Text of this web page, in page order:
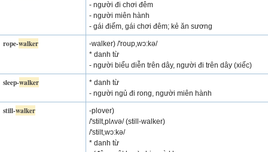
- người đi chơi đêm
- người miên hành
- gái điếm, gái chơi đêm; kẻ ăn sương
rope-walker
-walker) /'roup,wɔ:kə/
* danh từ
- người biểu diễn trên dây, người đi trên dây (xiếc)
sleep-walker
* danh từ
- người ngủ đi rong, người miên hành
still-walker
-plover)
/'stilt,plʌvə/ (still-walker)
/'stilt,wɔ:kə/
* danh từ